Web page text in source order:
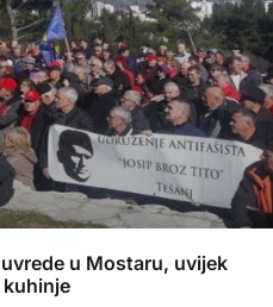
u Mostaru, uvijek